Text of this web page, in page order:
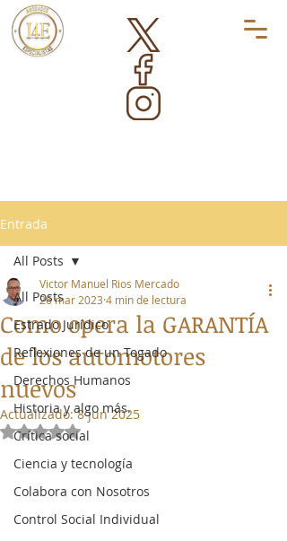
Entrada
All Posts
Estrado Jurídico
Reflexiones de un Togado
Derechos Humanos
Historia y algo más.
Crítica social
Ciencia y tecnología
Colabora con Nosotros
Control Social Individual
All Posts
Como opera la GARANTÍA
de los automotores
nuevos
Victor Manuel Rios Mercado
26 mar 2023 4 min de lectura
Actualizado:8 jun 2025
Obtuvo NaN de 5 estrellas.